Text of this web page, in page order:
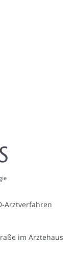
Arztverfahren
im Ärztehaus